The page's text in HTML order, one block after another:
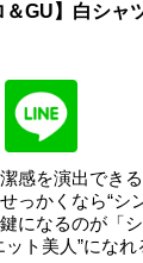
＆GU】白シ
感を演出でき
っかくなら“シ
になるのが「
ット美人”にな